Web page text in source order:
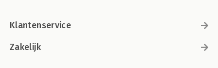
Klantenservice
Zakelijk